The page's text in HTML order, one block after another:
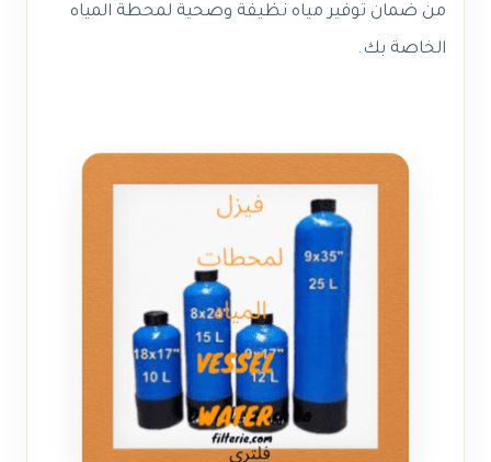
من ضمان توفير مياه نظيفة وصحية لمحطة المياه
الخاصة بك.